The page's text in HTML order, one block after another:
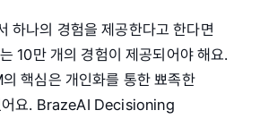
하나의 경험을 제공한다고 한다면
10만 개의 경험이 제공되어야 해요.
핵심은 개인화를 통한 뾰족한
어요. BrazeAI Decisioning